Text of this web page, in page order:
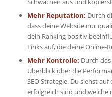
Mehr Reputation: Durch
dass deine Website nur
dein Ranking positiv
Links auf, die deine Online-
Mehr Kontrolle: Durch
Überblick über die
SEO Strategie. Du siehst
erfolgreich sind und welche